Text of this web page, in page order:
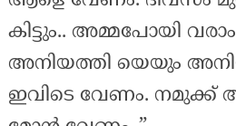
കിട്ടും.. അമ്മപോയി
അനിയത്തി യെയും
ഇവിടെ വേണം. നമുക്ക്